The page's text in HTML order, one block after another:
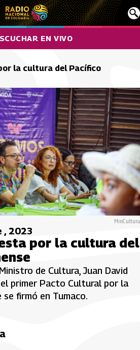
EN VIVO
la cultura del Pacífico
MinCultura
, 2023
por la cultura del
de Cultura, Juan David
primer Pacto Cultural por la
firmó en Tumaco.